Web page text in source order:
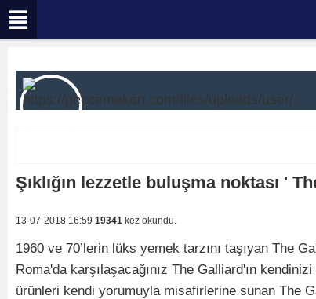
Şıklığın lezzetle buluşma noktası '
13-07-2018 16:59 19341 kez okundu.
1960 ve 70’lerin lüks yemek tarzını taşıyan The
Roma'da karşılaşacağınız The Galliard'ın
ürünleri kendi yorumuyla misafirlerine sunan The